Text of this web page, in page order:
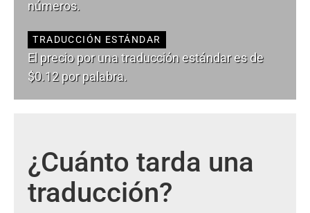
números.
TRADUCCIÓN ESTÁNDAR
El precio por una traducción estándar es de
$0.12 por palabra.
¿Cuánto tarda una
traducción?